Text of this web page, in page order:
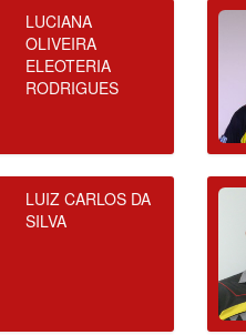
LUCIANA
OLIVEIRA
ELEOTERIA
RODRIGUES
LUIZ CARLOS DA
SILVA